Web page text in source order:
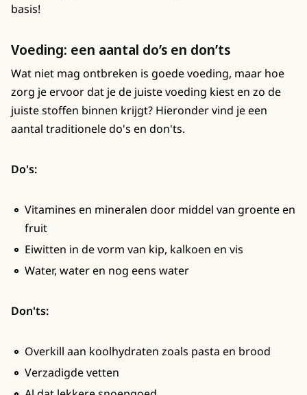
basis!
Voeding: een aantal do’s en don’ts
Wat niet mag ontbreken is goede voeding, maar hoe
zorg je ervoor dat je de juiste voeding kiest en zo de
juiste stoffen binnen krijgt? Hieronder vind je een
aantal traditionele do's en don'ts.
Do's:
Vitamines en mineralen door middel van groente en
fruit
Eiwitten in de vorm van kip, kalkoen en vis
Water, water en nog eens water
Don'ts:
Overkill aan koolhydraten zoals pasta en brood
Verzadigde vetten